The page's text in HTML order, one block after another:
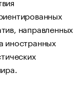
направленных
иностранных